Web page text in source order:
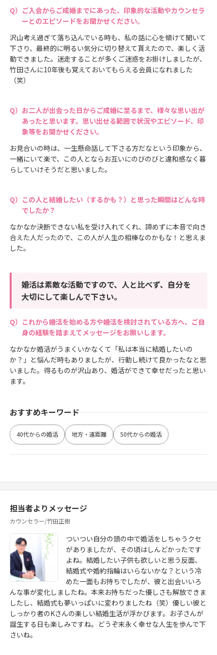
ご入会からご成婚までにあった、印象的な活動やカウンセラ
ーとのエピソードをお聞かせください。
沢山考え過ぎて落ち込んでいる時も、私の話に心を傾けて聞いて
下さり、最終的に明るい気分に切り替えて貰えたので、楽しく活
動できました。迷走することが多くご迷惑をお掛けしましたが、
竹田さんに10年後も覚えておいてもらえる会員になれました
（笑）
お二人が出会った日からご成婚に至るまで、様々な思い出が
あったと思います。思い出せる範囲で状況やエピソード、印
象等をお聞かせください。
お見合いの時は、一生懸命話して下さる方だなという印象から、
一緒にいて楽で、この人とならお互いにのびのびと違和感なく暮
らしていけそうだと思いました。
この人と結婚したい（するかも？）と思った瞬間はどんな時
でしたか？
なかなか決断できない私を受け入れてくれ、諦めずに本音で向き
合えた人だったので、この人が人生の相棒なのかもな！と思えま
した。
婚活は素敵な活動ですので、人と比べず、自分を
大切にして楽しんで下さい。
これから婚活を始める方や婚活を検討されている方へ、ご自
身の経験を踏まえてメッセージをお願いします。
なかなか婚活がうまくいかなくて「私は本当に結婚したいの
か？」と悩んだ時もありましたが、行動し続けて良かったなと思
いました。得るものが沢山あり、婚活ができて幸せだったと思い
ます。
おすすめキーワード
40代からの婚活 地方・遠距離 50代からの婚活
担当者よりメッセージ
カウンセラー/竹田正樹
ついつい自分の頭の中で婚活をしちゃうクセ
がありましたが、その頃はしんどかったです
よね。結婚したい子供も欲しいと思う反面、
結婚式や婚約指輪はいらないかな？という冷
めた一面もお持ちでしたが、彼と出会いいろ
んな事が変化しましたね。本来お持ちだった優しさも解放できま
したし、結婚式も夢いっぱいに変わりましたね（笑）優しい彼と
しっかり者のKさんの楽しい結婚生活が浮かびます。お子さんが
誕生する日も楽しみですね。どうぞ末永く幸せな人生を歩んで下
さいね。